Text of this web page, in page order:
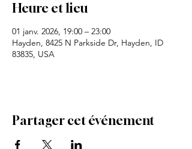
Heure et lieu
01 janv. 2026, 19:00 – 23:00
Hayden, 8425 N Parkside Dr, Hayden, ID
83835, USA
Partager cet événement